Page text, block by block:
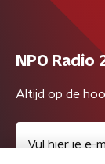
NPO
Altijd op de